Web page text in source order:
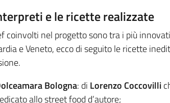
e le ricette realizzate
coinvolti nel progetto sono tra i più
e Veneto, ecco di seguito le ricette
Bologna: di Lorenzo Coccovilli
allo street food d’autore;